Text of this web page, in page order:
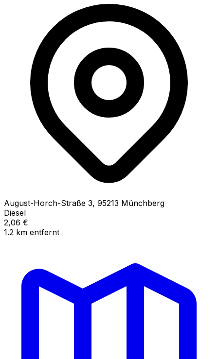
August-Horch-Straße 3, 95213 Münchberg
Diesel
2,06 €
1.2 km entfernt